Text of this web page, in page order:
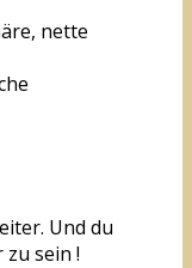
nette
Und du
sein !